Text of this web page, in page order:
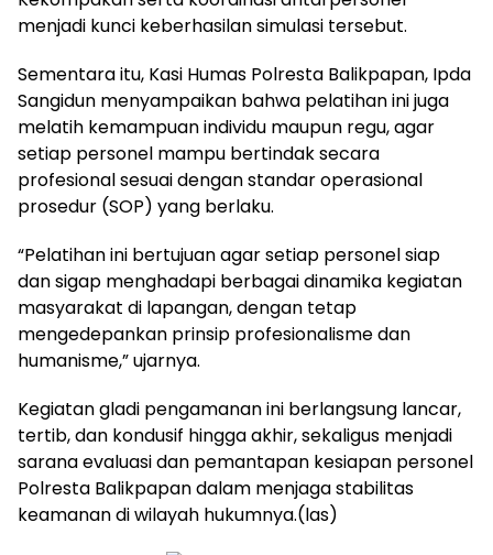
menjadi kunci keberhasilan simulasi tersebut.
Sementara itu, Kasi Humas Polresta Balikpapan, Ipda
Sangidun menyampaikan bahwa pelatihan ini juga
melatih kemampuan individu maupun regu, agar
setiap personel mampu bertindak secara
profesional sesuai dengan standar operasional
prosedur (SOP) yang berlaku.
“Pelatihan ini bertujuan agar setiap personel siap
dan sigap menghadapi berbagai dinamika kegiatan
masyarakat di lapangan, dengan tetap
mengedepankan prinsip profesionalisme dan
humanisme,” ujarnya.
Kegiatan gladi pengamanan ini berlangsung lancar,
tertib, dan kondusif hingga akhir, sekaligus menjadi
sarana evaluasi dan pemantapan kesiapan personel
Polresta Balikpapan dalam menjaga stabilitas
keamanan di wilayah hukumnya.(las)